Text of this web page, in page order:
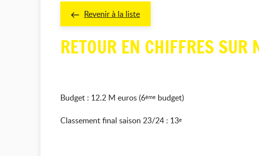
Revenir à la liste
RETOUR EN CHIFFRES
Budget : 12.2 M euros (6ème budget)
Classement final saison 23/24 : 13e